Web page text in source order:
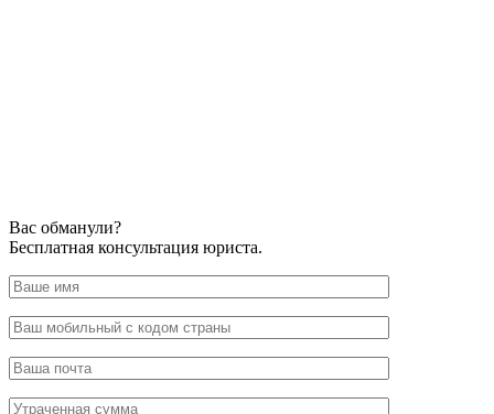
Вас обманули?
Бесплатная консультация юриста.